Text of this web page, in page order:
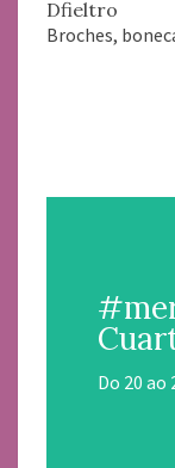
Dfieltro
Broches,
Do 20 ao